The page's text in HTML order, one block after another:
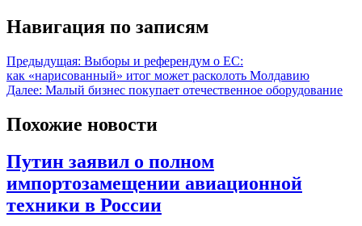
Навигация по записям
Предыдущая: Выборы и референдум о ЕС:
как «нарисованный» итог может расколоть Молдавию
Далее: Малый бизнес покупает отечественное оборудование
Похожие новости
Путин заявил о полном
импортозамещении авиационной
техники в России